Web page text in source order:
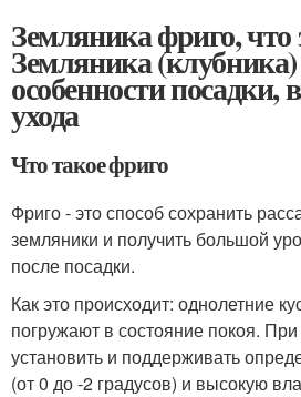
Земляника фриго, что
Земляника
особенности
ухода
Что такое фриго
Фриго - это способ сохранить
земляники и получить большой
после посадки.
Как это происходит: однолетние
погружают в состояние покоя.
установить и поддерживать
(от 0 до -2 градусов) и высокую